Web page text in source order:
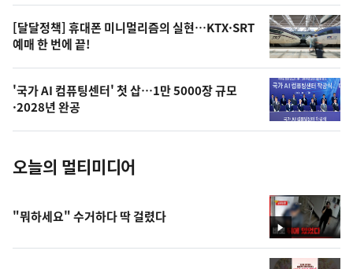
오
늘
의
사
진
[달달정책] 휴대폰 미니멀리즘의 실현…KTX·SRT
예매 한 번에 끝!
'국가 AI 컴퓨팅센터' 첫 삽…1만 5000장 규모
·2028년 완공
오늘의 멀티미디어
영
상
"뭐하세요" 수거하다 딱 걸렸다